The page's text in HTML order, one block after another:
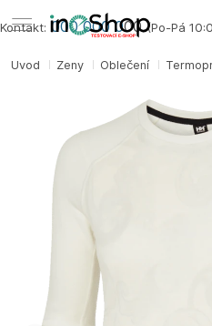
Úvod Ženy Oblečení
Kontakt: 000 000 000(Po-Pá